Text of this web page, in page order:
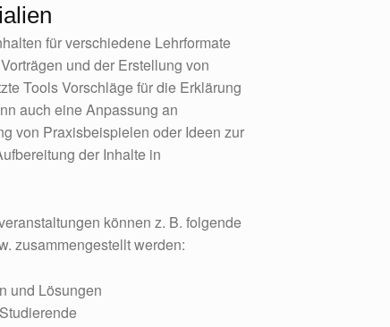
für verschiedene Lehrformate
und der Erstellung von
Tools Vorschläge für die Erklärung
auch eine Anpassung an
von Praxisbeispielen oder Ideen zur
der Inhalte in
können z. B. folgende
zusammengestellt werden:
und Lösungen